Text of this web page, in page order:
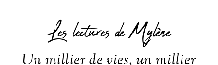
Les lectures de Mylène
Un millier de vies, un millier